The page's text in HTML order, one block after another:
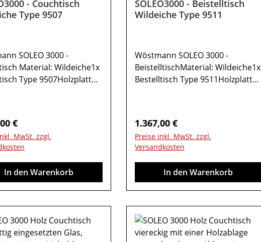
- Couchtisch
Type 9507
SOLEO 3000 -
Material: Wildeiche1x
Type 9507Holzplatte1
Deko oder andere
sind nicht enthalten.
kann abweichen.
Preis:
€
MwSt. zzgl.
In den Warenkorb
SOLEO3000 - Beistelltisch
Wildeiche Type 9511
Wöstmann SOLEO 3000 -
BeistelltischMaterial: Wildeiche1x
Bestelltisch Type 9511Holzplatte1
abweichen. Deko oder andere
Beimöbel sind nicht enthalten.
Abbildung kann abweichen.
Regulärer Preis:
1.367,00 €
Preise inkl. MwSt. zzgl.
Versandkosten
In den Warenkorb